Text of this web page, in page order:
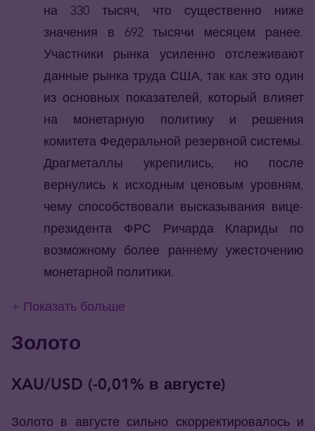
на 330 тысяч, что существенно ниже
значения в 692 тысячи месяцем ранее.
Участники рынка усиленно отслеживают
данные рынка труда США, так как это один
из основных показателей, который влияет
на монетарную политику и решения
комитета Федеральной резервной системы.
Драгметаллы укрепились, но после
вернулись к исходным ценовым уровням,
чему способствовали высказывания вице-
президента ФРС Ричарда Клариды по
возможному более раннему ужесточению
монетарной политики.
+ Показать больше
Золото
XAU/USD (-0,01% в августе)
Золото в августе сильно скорректировалось и